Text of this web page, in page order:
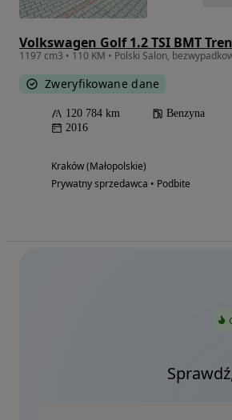
Volkswagen Golf 1.2 TSI BMT
1197 cm3 • 110 KM • Polski Salon,
Zweryfikowane dane
120 784 km Benzyna
2016
Kraków (Małopolskie)
Prywatny sprzedawca • Podbite